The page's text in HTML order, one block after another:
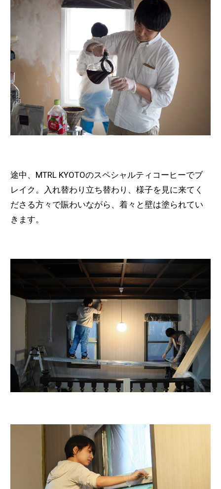
途中、MTRL KYOTOのスペシャルティコーヒーでブ
レイク。入れ替わり立ち替わり、様子を見に来てく
ださる方々で賑わいながら、着々と壁は塗られてい
きます。